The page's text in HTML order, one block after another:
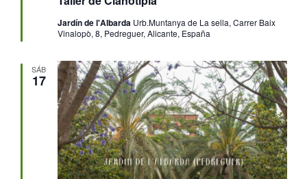
Jardín de l'Albarda Urb.Muntanya de La sella, Carrer Baix
Vinalopò, 8, Pedreguer, Alicante, España
SÁB
17